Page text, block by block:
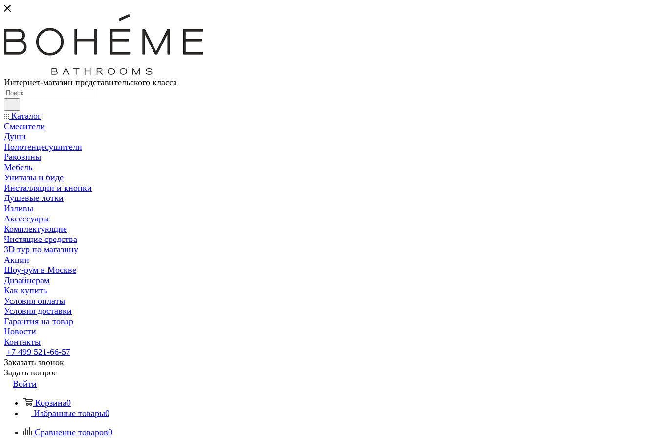
Интернет-магазин представительского класса
Каталог
Смесители
Души
Полотенцесушители
Раковины
Мебель
Унитазы и биде
Инсталляции и кнопки
Душевые лотки
Изливы
Аксессуары
Комплектующие
Чистящие средства
3D тур по магазину
Акции
Шоу-рум в Москве
Дизайнерам
Как купить
Условия оплаты
Условия доставки
Гарантия на товар
Новости
Контакты
+7 499 521-66-57
Заказать звонок
Задать вопрос
Войти
Корзина0
Избранные товары0
Сравнение товаров0